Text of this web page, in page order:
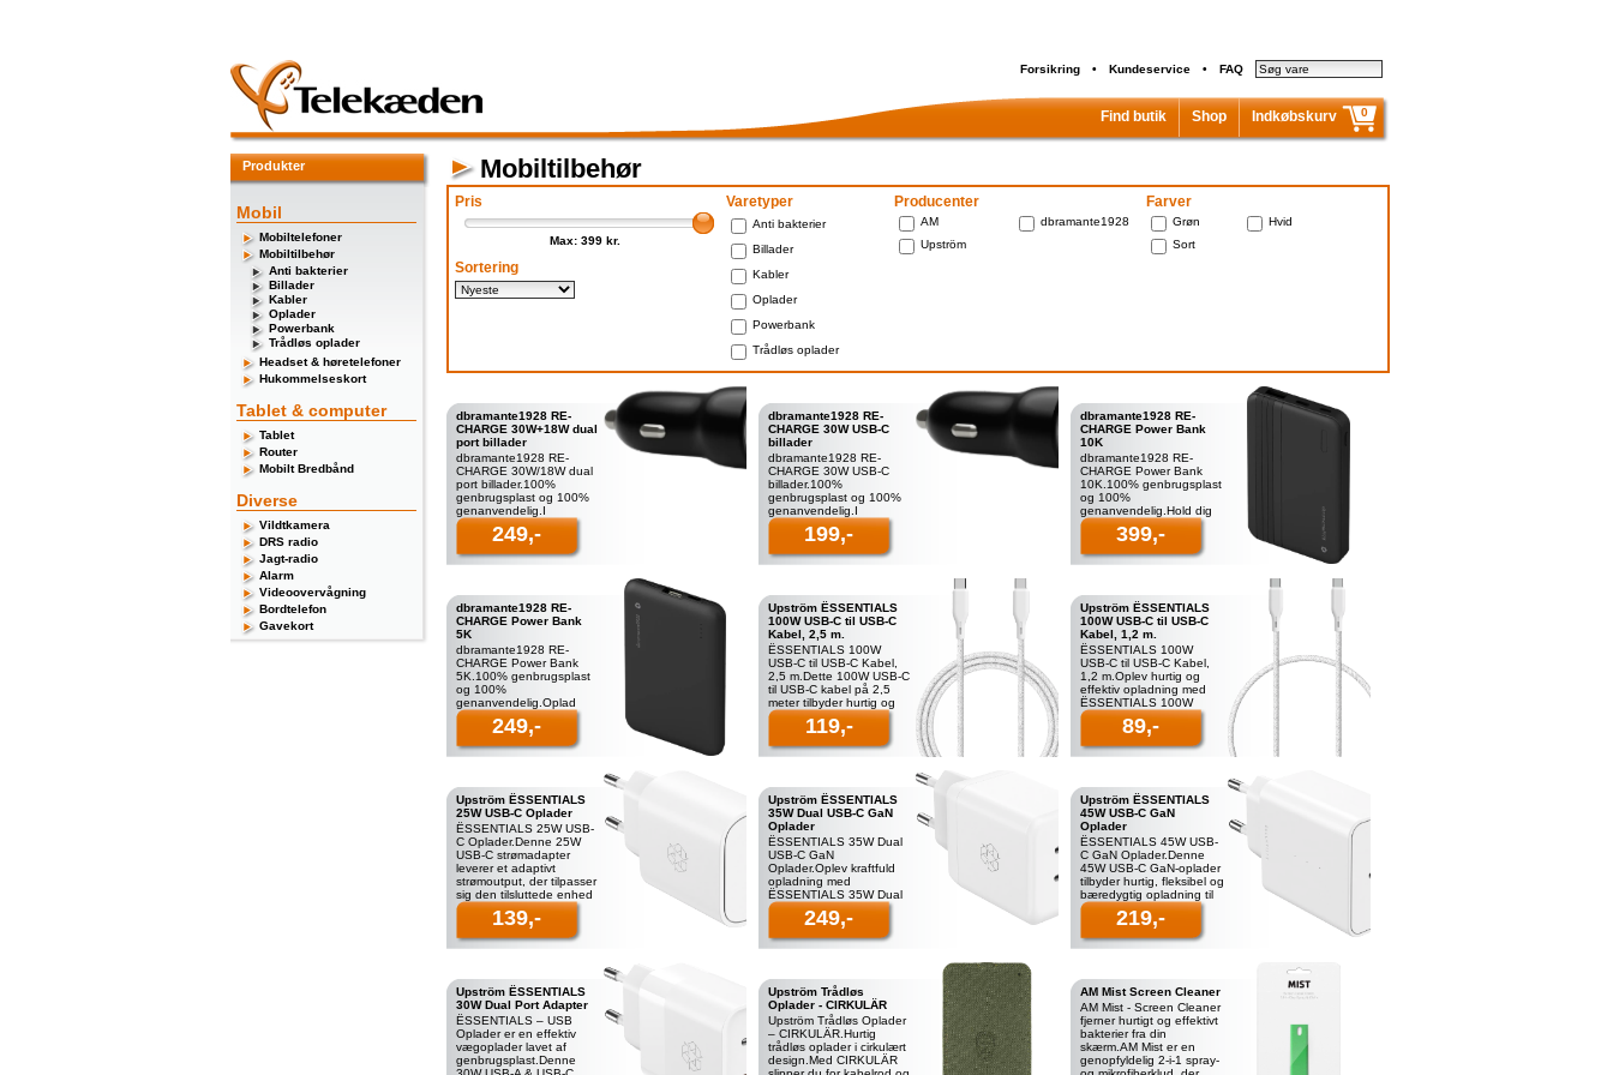
FAQ
•
Kundeservice
•
Forsikring
0
Indkøbskurv
Shop
Find butik
Indkøbskurven er tom...
Produkter
Mobil
Mobiltelefoner
Mobiltilbehør
Anti bakterier
Billader
Kabler
Oplader
Powerbank
Trådløs oplader
Headset & høretelefoner
Hukommelseskort
Tablet & computer
Tablet
Router
Mobilt Bredbånd
Diverse
Vildtkamera
DRS radio
Jagt-radio
Alarm
Videoovervågning
Bordtelefon
Gavekort
Mobiltilbehør
Pris
Max: 399 kr.
Sortering
Varetyper
Anti bakterier
Billader
Kabler
Oplader
Powerbank
Trådløs oplader
Producenter
AM
dbramante1928
Upström
Farver
Grøn
Hvid
Sort
dbramante1928 RE-
CHARGE 30W+18W dual
port billader
dbramante1928 RE-
CHARGE 30W/18W dual
port billader.100%
genbrugsplast og 100%
genanvendelig.I
modsætning til de fleste
opladere er
bilopladere lavet af
249,-
dbramante1928 RE-
CHARGE 30W USB-C
billader
dbramante1928 RE-
CHARGE 30W USB-C
billader.100%
genbrugsplast og 100%
genanvendelig.I
modsætning til de fleste
opladere er
bilopladere fremstillet af 1
199,-
dbramante1928 RE-
CHARGE Power Bank
10K
dbramante1928 RE-
CHARGE Power Bank
10K.100% genbrugsplast
og 100%
genanvendelig.Hold dig
opladet overalt med
dbramante1928
Powerbank 10K, der er
lavet af 100 % GRS-c
399,-
dbramante1928 RE-
CHARGE Power Bank
5K
dbramante1928 RE-
CHARGE Power Bank
5K.100% genbrugsplast
og 100%
genanvendelig.Oplad
dine enheder på farten
med dbramante1928
Powerbank 5K, der er
fremstillet af 100
249,-
Upström ËSSENTIALS
100W USB-C til USB-C
Kabel, 2,5 m.
ËSSENTIALS 100W
USB-C til USB-C Kabel,
2,5 m.Dette 100W USB-C
til USB-C kabel på 2,5
meter tilbyder hurtig og
effektiv opladning til dine
enheder, herunder
smartphones, tablets og
119,-
Upström ËSSENTIALS
100W USB-C til USB-C
Kabel, 1,2 m.
ËSSENTIALS 100W
USB-C til USB-C Kabel,
1,2 m.Oplev hurtig og
effektiv opladning med
ËSSENTIALS 100W
USB-C til USB-C Kabel.
Med en længde på 1,2 m
strømoutput, er dett
89,-
Upström ËSSENTIALS
25W USB-C Oplader
ËSSENTIALS 25W USB-
C Oplader.Denne 25W
USB-C strømadapter
leverer et adaptivt
strømoutput, der tilpasser
sig den tilsluttede enhed
såsom din smartphone,
hovedtelefoner eller
139,-
Upström ËSSENTIALS
35W Dual USB-C GaN
Oplader
ËSSENTIALS 35W Dual
USB-C GaN
Oplader.Oplev kraftfuld
opladning med
ËSSENTIALS 35W Dual
USB-C GaN Oplader.
Fremstillet af
udstyret med to USB-C
249,-
Upström ËSSENTIALS
45W USB-C GaN
Oplader
ËSSENTIALS 45W USB-
C GaN Oplader.Denne
45W USB-C GaN-oplader
tilbyder hurtig, fleksibel og
bæredygtig opladning til
dine favorit enheder,
herunder smartphones,
219,-
Upström ËSSENTIALS
30W Dual Port Adapter
ËSSENTIALS – USB
Oplader er en effektiv
vægoplader lavet af
genbrugsplast.Denne
Upström Trådløs
Oplader - CIRKULÄR
Upström Trådløs Oplader
– CIRKULÄR.Hurtig
trådløs oplader i cirkulært
design.Med CIRKULÄR
AM Mist Screen Cleaner
AM Mist - Screen Cleaner
fjerner hurtigt og effektivt
bakterier fra din
skærm.AM Mist er en
genopfyldelig 2-i-1 spray-